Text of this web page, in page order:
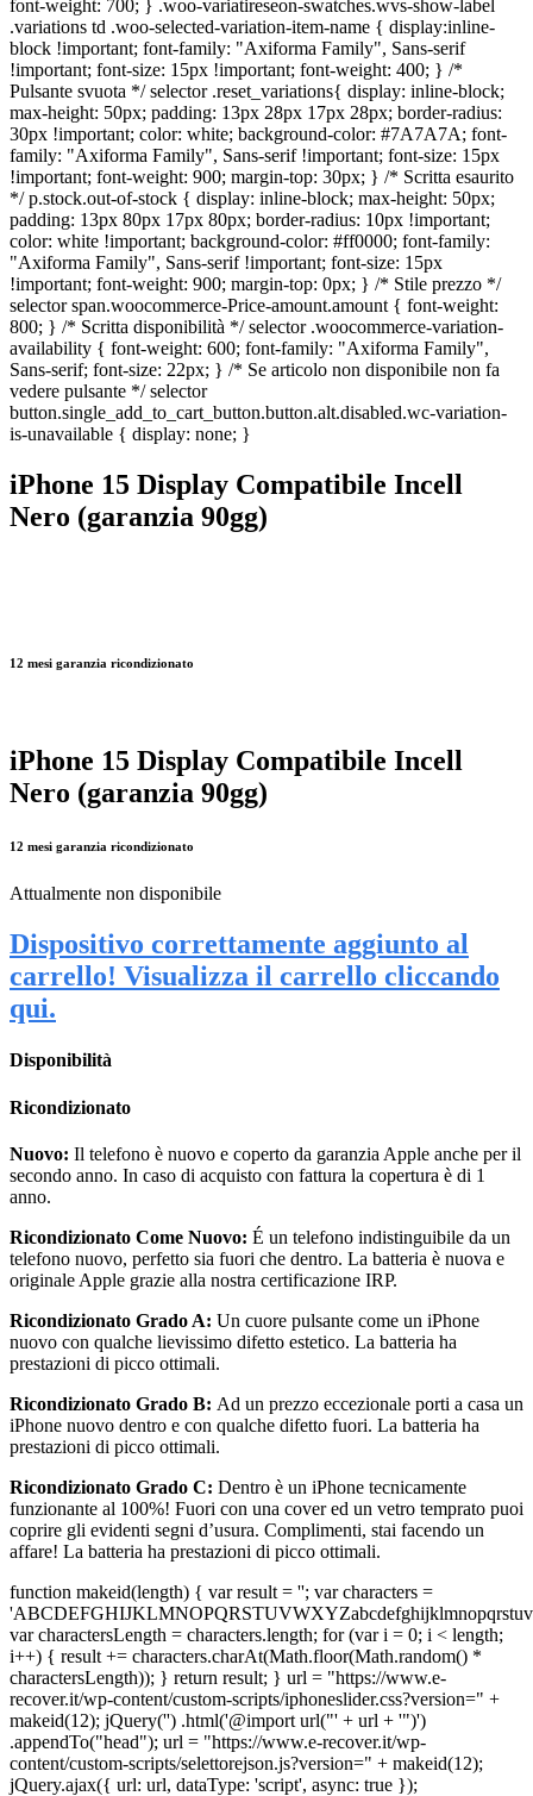
font-weight: 700; } .woo-variatireseon-swatches.wvs-show-label
.variations td .woo-selected-variation-item-name { display:inline-
block !important; font-family: "Axiforma Family", Sans-serif
!important; font-size: 15px !important; font-weight: 400; } /*
Pulsante svuota */ selector .reset_variations{ display: inline-block;
max-height: 50px; padding: 13px 28px 17px 28px; border-radius:
30px !important; color: white; background-color: #7A7A7A; font-
family: "Axiforma Family", Sans-serif !important; font-size: 15px
!important; font-weight: 900; margin-top: 30px; } /* Scritta esaurito
*/ p.stock.out-of-stock { display: inline-block; max-height: 50px;
padding: 13px 80px 17px 80px; border-radius: 10px !important;
color: white !important; background-color: #ff0000; font-family:
"Axiforma Family", Sans-serif !important; font-size: 15px
!important; font-weight: 900; margin-top: 0px; } /* Stile prezzo */
selector span.woocommerce-Price-amount.amount { font-weight:
800; } /* Scritta disponibilità */ selector .woocommerce-variation-
availability { font-weight: 600; font-family: "Axiforma Family",
Sans-serif; font-size: 22px; } /* Se articolo non disponibile non fa
vedere pulsante */ selector
button.single_add_to_cart_button.button.alt.disabled.wc-variation-
is-unavailable { display: none; }
iPhone 15 Display Compatibile Incell
Nero (garanzia 90gg)
12 mesi garanzia ricondizionato
iPhone 15 Display Compatibile Incell
Nero (garanzia 90gg)
12 mesi garanzia ricondizionato
Attualmente non disponibile
Dispositivo correttamente aggiunto al
carrello! Visualizza il carrello cliccando
qui.
Disponibilità
Ricondizionato
Nuovo: Il telefono è nuovo e coperto da garanzia Apple anche per il
secondo anno. In caso di acquisto con fattura la copertura è di 1
anno.
Ricondizionato Come Nuovo: É un telefono indistinguibile da un
telefono nuovo, perfetto sia fuori che dentro. La batteria è nuova e
originale Apple grazie alla nostra certificazione IRP.
Ricondizionato Grado A: Un cuore pulsante come un iPhone
nuovo con qualche lievissimo difetto estetico. La batteria ha
prestazioni di picco ottimali.
Ricondizionato Grado B: Ad un prezzo eccezionale porti a casa un
iPhone nuovo dentro e con qualche difetto fuori. La batteria ha
prestazioni di picco ottimali.
Ricondizionato Grado C: Dentro è un iPhone tecnicamente
funzionante al 100%! Fuori con una cover ed un vetro temprato puoi
coprire gli evidenti segni d’usura. Complimenti, stai facendo un
affare! La batteria ha prestazioni di picco ottimali.
function makeid(length) { var result = ''; var characters =
var charactersLength = characters.length; for (var i = 0; i < length;
i++) { result += characters.charAt(Math.floor(Math.random() *
charactersLength)); } return result; } url = "https://www.e-
recover.it/wp-content/custom-scripts/iphoneslider.css?version=" +
makeid(12); jQuery('') .html('@import url("' + url + '")')
.appendTo("head"); url = "https://www.e-recover.it/wp-
content/custom-scripts/selettorejson.js?version=" + makeid(12);
jQuery.ajax({ url: url, dataType: 'script', async: true });